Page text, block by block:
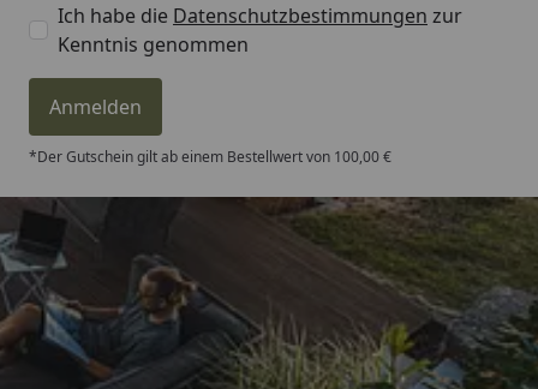
Ich habe die Datenschutzbestimmungen zur
Kenntnis genommen
Anmelden
*Der Gutschein gilt ab einem Bestellwert von 100,00 €
Trusted Shops
4,81/ 5